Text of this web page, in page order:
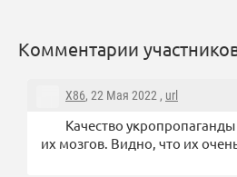
Комментарии
X86, 22 Мая 2022 , url
Качество
их мозгов. Видно, что их